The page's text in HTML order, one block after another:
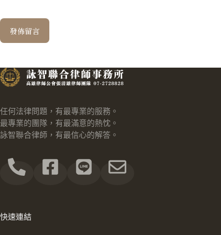
發佈留言
任何法律問題，有最專業的服務。
最專業的團隊，有最滿意的熱忱。
詠智聯合律師，有最信心的解答。
快速連結